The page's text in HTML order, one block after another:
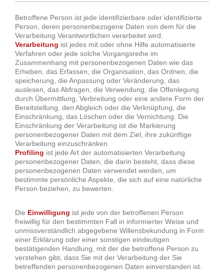
Betroffene Person ist jede identifizierbare oder identifizierte
Person, deren personenbezogene Daten von dem für die
Verarbeitung Verantwortlichen verarbeitet wird.
Verarbeitung ist jedes mit oder ohne Hilfe automatisierte
Verfahren oder jede solche Vorgangsreihe im
Zusammenhang mit personenbezogenen Daten wie das
Erheben, das Erfassen, die Organisation, das Ordnen, die
speicherung, die Anpassung oder Veränderung, das
auslesen, das Abfragen, die Verwendung, die Offenlegung
durch Übermittlung, Verbreitung oder eine andere Form der
Bereitstellung, den Abgleich oder die Verknüpfung, die
Einschränkung, das Löschen oder die Vernichtung. Die
Einschränkung der Verarbeitung ist die Markierung
personenbezogener Daten mit dem Ziel, ihre zukünftige
Verarbeitung einzuschränken.
Profiling ist jede Art der automatisierten Verarbeitung
personenbezogener Daten, die darin besteht, dass diese
personenbezogenen Daten verwendet werden, um
bestimmte persönliche Aspekte, die sich auf eine natürliche
Person beziehen, zu bewerten.
Die Einwilligung ist jede von der betroffenen Person
freiwillig für den bestimmten Fall in informierter Weise und
unmissverständlich abgegebene Willensbekundung in Form
einer Erklärung oder einer sonstigen eindeutigen
bestätigenden Handlung, mit der die betroffene Person zu
verstehen gibt, dass Sie mit der Verarbeitung der Sie
betreffenden personenbezogenen Daten einverstanden ist.